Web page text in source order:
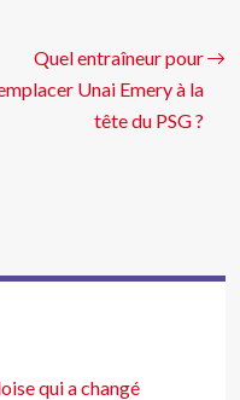
Quel entraîneur pour
Unai Emery à la
tête du PSG ?
qui a changé